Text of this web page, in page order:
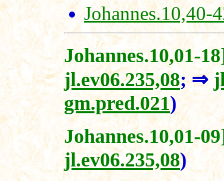
Johannes.10,40-
Johannes.10,01-
jl.ev06.235,08; ⇒
gm.pred.021)
Johannes.10,01-
jl.ev06.235,08)